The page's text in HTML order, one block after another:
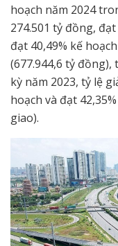
hoạch năm 2024
274.501 tỷ đồng,
đạt 40,49% kế
(677.944,6 tỷ
kỳ năm 2023, tỷ lệ
hoạch và đạt
giao).